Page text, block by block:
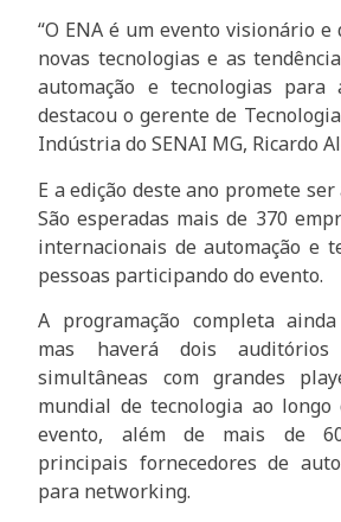
“O ENA é um evento visionário e
novas tecnologias e as
automação e tecnologias para
destacou o gerente de
Indústria do SENAI MG, Ricardo
E a edição deste ano promete
São esperadas mais de 370
internacionais de automação e
pessoas participando do evento.
A programação completa
mas haverá dois auditórios
simultâneas com grandes
mundial de tecnologia ao longo
evento, além de mais de
principais fornecedores de
para networking.